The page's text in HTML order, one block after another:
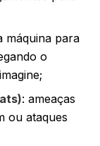
máquina para
o
: ameaças
ou ataques